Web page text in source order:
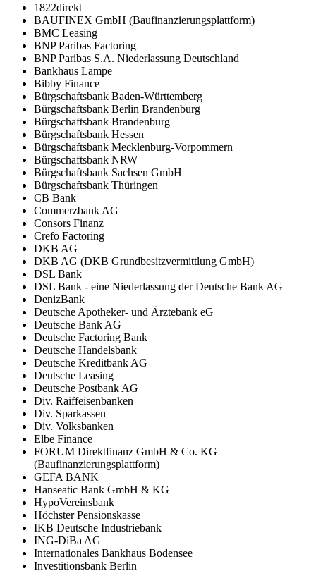
1822direkt
BAUFINEX GmbH (Baufinanzierungsplattform)
BMC Leasing
BNP Paribas Factoring
BNP Paribas S.A. Niederlassung Deutschland
Bankhaus Lampe
Bibby Finance
Bürgschaftsbank Baden-Württemberg
Bürgschaftsbank Berlin Brandenburg
Bürgschaftsbank Brandenburg
Bürgschaftsbank Hessen
Bürgschaftsbank Mecklenburg-Vorpommern
Bürgschaftsbank NRW
Bürgschaftsbank Sachsen GmbH
Bürgschaftsbank Thüringen
CB Bank
Commerzbank AG
Consors Finanz
Crefo Factoring
DKB AG
DKB AG (DKB Grundbesitzvermittlung GmbH)
DSL Bank
DSL Bank - eine Niederlassung der Deutsche Bank AG
DenizBank
Deutsche Apotheker- und Ärztebank eG
Deutsche Bank AG
Deutsche Factoring Bank
Deutsche Handelsbank
Deutsche Kreditbank AG
Deutsche Leasing
Deutsche Postbank AG
Div. Raiffeisenbanken
Div. Sparkassen
Div. Volksbanken
Elbe Finance
FORUM Direktfinanz GmbH & Co. KG
(Baufinanzierungsplattform)
GEFA BANK
Hanseatic Bank GmbH & KG
HypoVereinsbank
Höchster Pensionskasse
IKB Deutsche Industriebank
ING-DiBa AG
Internationales Bankhaus Bodensee
Investitionsbank Berlin